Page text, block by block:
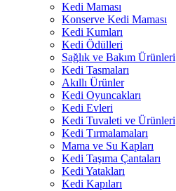
Kedi Maması
Konserve Kedi Maması
Kedi Kumları
Kedi Ödülleri
Sağlık ve Bakım Ürünleri
Kedi Tasmaları
Akıllı Ürünler
Kedi Oyuncakları
Kedi Evleri
Kedi Tuvaleti ve Ürünleri
Kedi Tırmalamaları
Mama ve Su Kapları
Kedi Taşıma Çantaları
Kedi Yatakları
Kedi Kapıları